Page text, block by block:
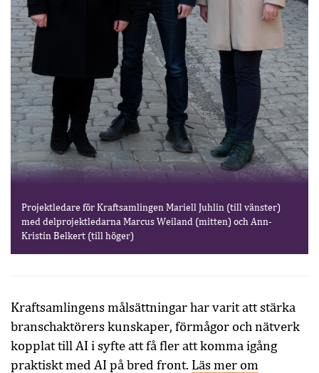
Projektledare för Kraftsamlingen Mariell Juhlin (till vänster)
med delprojektledarna Marcus Weiland (mitten) och Ann-
Kristin Belkert (till höger)
Kraftsamlingens målsättningar har varit att stärka
branschaktörers kunskaper, förmågor och nätverk
kopplat till AI i syfte att få fler att komma igång
praktiskt med AI på bred front. Läs mer om